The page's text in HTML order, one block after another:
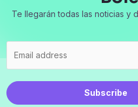
Te llegarán todas las noticias y
Subscribe